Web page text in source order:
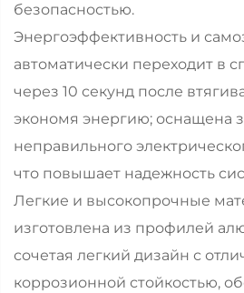
безопасностью.
Энергоэффективность и
автоматически переходит в
через 10 секунд после
экономя энергию; оснащена
неправильного
что повышает надежность
Легкие и высокопрочные
изготовлена из профилей
сочетая легкий дизайн с
коррозионной стойкостью,